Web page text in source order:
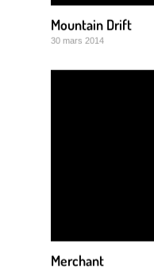
Mountain Drift
30 mars 2014
Merchant